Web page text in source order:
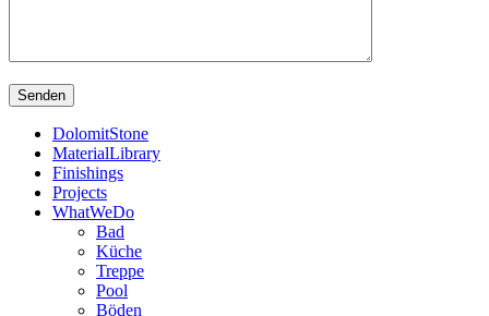
DolomitStone
MaterialLibrary
Finishings
Projects
WhatWeDo
Bad
Küche
Treppe
Pool
Böden